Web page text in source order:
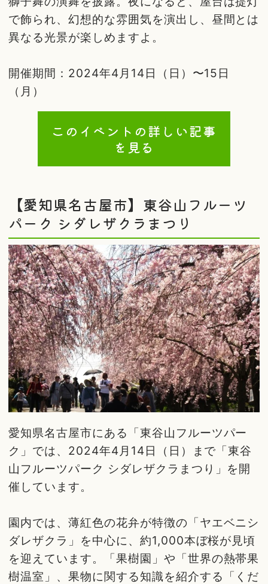
で飾られ、幻想的な雰囲気を演出し、昼間とは
異なる光景が楽しめますよ。
開催期間：2024年4月14日（日）〜15日
（月）
このイベントの詳しい記事
を見る
【愛知県名古屋市】東谷山フルーツ
パーク シダレザクラまつり
愛知県名古屋市にある「東谷山フルーツパー
ク」では、2024年4月14日（日）まで「東谷
山フルーツパーク シダレザクラまつり」を開
催しています。
園内では、薄紅色の花弁が特徴の「ヤエベニシ
ダレザクラ」を中心に、約1,000本ぼ桜が見頃
を迎えています。「果樹園」や「世界の熱帯果
樹温室」、果物に関する知識を紹介する「くだ